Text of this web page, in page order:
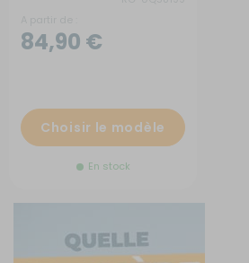
84,90 €
Choisir le modèle
En stock